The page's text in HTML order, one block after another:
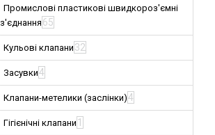
Промислові пластикові швидкороз'ємні
з'єднання 65
Кульові клапани 32
Засувки4
Клапани-метелики (заслінки)4
Гігієнічні клапани 1